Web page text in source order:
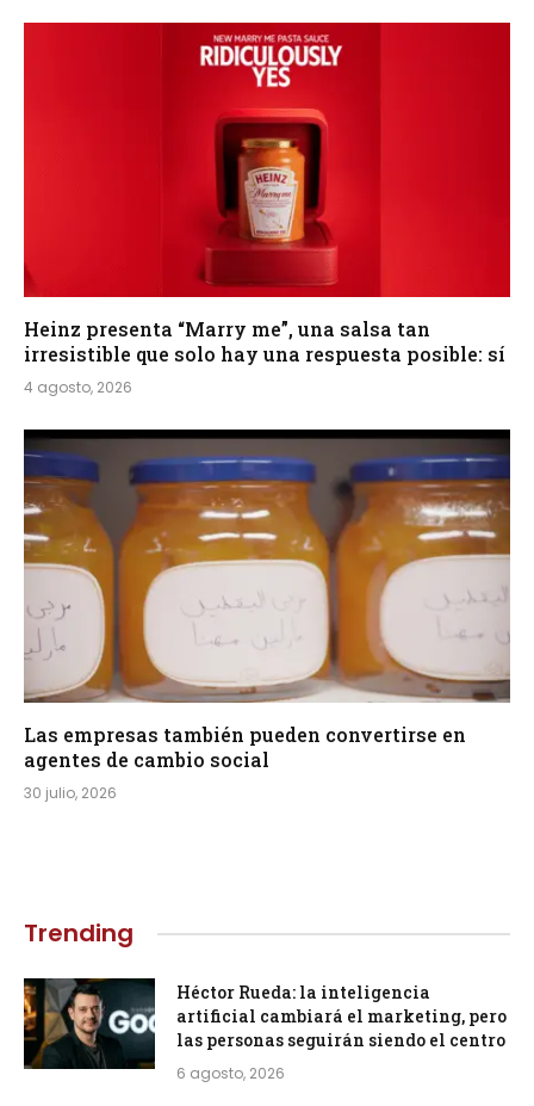
Heinz presenta “Marry me”, una salsa tan
irresistible que solo hay una respuesta posible: sí
4 agosto, 2026
Las empresas también pueden convertirse en
agentes de cambio social
30 julio, 2026
Trending
Héctor Rueda: la inteligencia
artificial cambiará el marketing, pero
las personas seguirán siendo el centro
6 agosto, 2026